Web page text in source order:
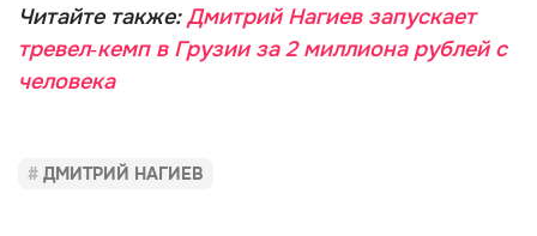
Читайте также:Дмитрий Нагиев запускает
тревел‑кемп в Грузии за 2 миллиона рублей с
человека
ДМИТРИЙ НАГИЕВ